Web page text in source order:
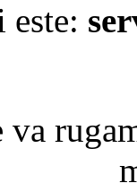
va